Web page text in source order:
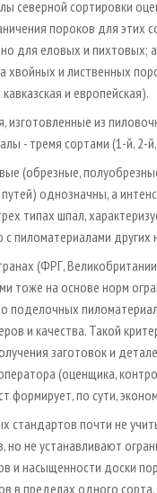
северной сортировки
пороков для
для еловых и
хвойных и лиственных
и европейская).
изготовленные из
- тремя сортами (1­-й, 2­-
(обрезные,
однозначны, а
типах шпал,
пиломатериалами других
(ФРГ,
тоже на основе норм
поделочных
и качества. Такой
заготовок и
(оценщика,
формирует, по сути,
стандартов почти не
не устанавливают
и насыщенности доски
в пределах одного